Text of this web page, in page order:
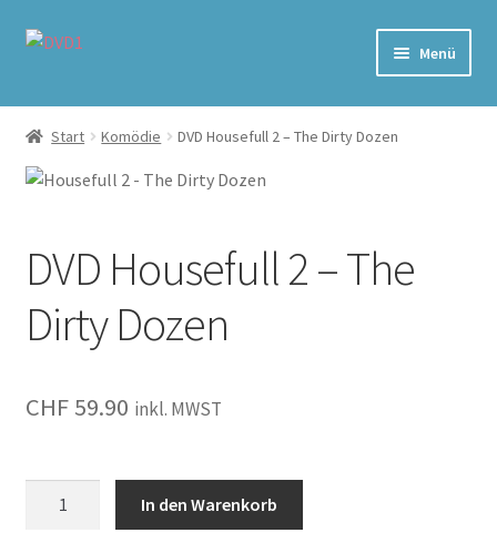
Zur
Zum
Menü
Home
Versand & Lieferung
Start Komödie DVD Housefull 2 – The Dirty Dozen
DVD Housefull 2 – The
Dirty Dozen
CHF59.90 inkl. MWST
In den Warenkorb